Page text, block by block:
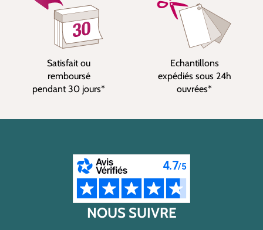
Satisfait ou
remboursé
pendant 30 jours*
Echantillons
expédiés sous 24h
ouvrées*
NOUS SUIVRE